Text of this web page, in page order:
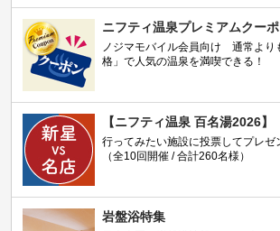
ニフティ温泉プレミアムクー
ノジマモバイル会員向け 通常より
格」で人気の温泉を満喫できる！
【ニフティ温泉 百名湯2026】
行ってみたい施設に投票してプレゼ
（全10回開催 / 合計260名様）
岩盤浴特集